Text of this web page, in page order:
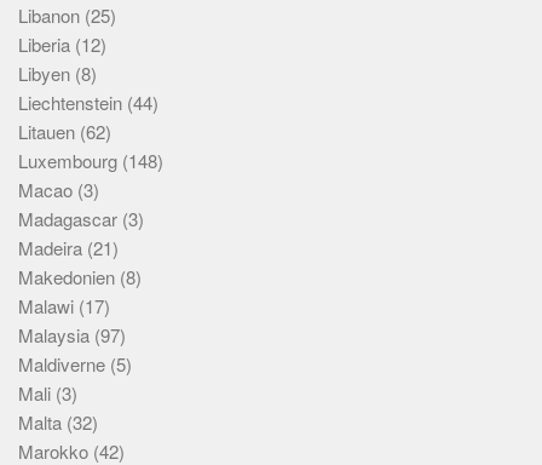
Libanon (25)
Liberia (12)
Libyen (8)
Liechtenstein (44)
Litauen (62)
Luxembourg (148)
Macao (3)
Madagascar (3)
Madeira (21)
Makedonien (8)
Malawi (17)
Malaysia (97)
Maldiverne (5)
Mali (3)
Malta (32)
Marokko (42)